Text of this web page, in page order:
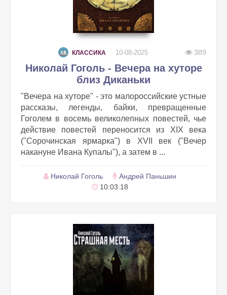
КЛАССИКА 10-08-2025 389
Николай Гоголь - Вечера на хуторе
близ Диканьки
"Вечера на хуторе" - это малороссийские устные
рассказы, легенды, байки, превращенные
Гоголем в восемь великолепных повестей, чье
действие повестей переносится из XIX века
("Сорочинская ярмарка") в XVII век ("Вечер
накануне Ивана Купалы"), а затем в ...
Николай Гоголь
Андрей Паньшин
10:03:18